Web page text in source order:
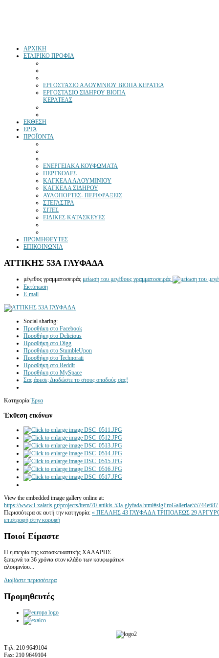
ΑΡΧΙΚΗ
ΕΤΑΙΡΙΚΟ ΠΡΟΦΙΛ
ΕΡΓΟΣΤΆΣΙΟ ΑΛΟΥΜΝΙΟΥ ΒΙΟΠΑ ΚΕΡΑΤΕΑ
ΕΡΓΟΣΤΑΣΙΟ ΣΙΔΗΡΟΥ ΒΙΟΠΑ
ΚΕΡΑΤΕΑΣ
ΕΚΘΕΣΗ
ΕΡΓΑ
ΠΡΟΪΟΝΤΑ
ΕΝΕΡΓΕΙΑΚΑ ΚΟΥΦΩΜΑΤΑ
ΠΕΡΓΚΟΛΕΣ
ΚΑΓΚΕΛΑ ΑΛΟΥΜΙΝΙΟΥ
ΚΑΓΚΕΛΑ ΣΙΔΗΡΟΥ
ΑΥΛΟΠΟΡΤΕΣ- ΠΕΡΙΦΡΑΞΕΙΣ
ΣΤΕΓΑΣΤΡΑ
ΣΙΤΕΣ
ΕΙΔΙΚΕΣ ΚΑΤΑΣΚΕΥΕΣ
ΠΡΟΜΗΘΕΥΤΕΣ
ΕΠΙΚΟΙΝΩΝΙΑ
ΑΤΤΙΚΗΣ 53Α ΓΛΥΦΑΔΑ
μέγεθος γραμματοσειράς μείωση του μεγέθους γραμματοσειράς
Εκτύπωση
E-mail
Social sharing:
Προσθήκη στο Facebook
Προσθήκη στο Delicious
Προσθήκη στο Digg
Προσθήκη στο StumbleUpon
Προσθήκη στο Technorati
Προσθήκη στο Reddit
Προσθήκη στο MySpace
Σας άρεσε; Διαδώστε το στους οπαδούς σας!
Κατηγορία Έργα
Έκθεση εικόνων
View the embedded image gallery online at:
https://www.i-xalaris.gr/projects/item/70-attikis-53a-glyfada.html#sigProGalleriae55744e687
Περισσότερα σε αυτή την κατηγορία: « ΠΕΛΛΗΣ 43 ΓΛΥΦΑΔΑΤΡΙΠΟΛΕΩΣ 29
επιστροφή στην κορυφή
Ποιοί Είμαστε
Η εμπειρία της κατασκευαστικής ΧΑΛΑΡΗΣ
ξεπερνά τα 36 χρόνια στον κλάδο των κουφωμάτων
αλουμινίου...
Διαβάστε περισσότερα
Προμηθευτές
Τηλ: 210 9649104
Fax: 210 9649104